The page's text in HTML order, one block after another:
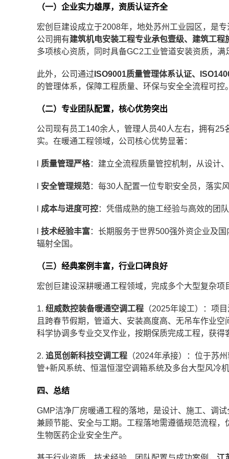
（一）企业实力雄厚，资质认证齐全
宏创巨建设成立于2008年，地处苏州工业园区，是
公司拥有建筑机电安装工程专业承包壹级、建筑工
多项核心资质，同时具备GC2工业管道安装资质，
此外，公司通过 ISO9001质量管理体系认证、
的管理体系，保障工程质量、环保与安全全流程可控
（二）专业团队配置，核心优势突出
公司现有员工140余人，管理人员40人左右，拥有
实。在暖通工程领域，公司核心优势显著：
质量管理严格：建立全流程质量管控机制，从设计
安全管理规范：每30人配置一位专职安全员，落实
成本与进度可控：凭借成熟的施工经验与高效的团
技术经验丰富：长期服务于世界500强外资企业及
辐射全国。
（三）经典案例丰富，行业口碑良好
宏创巨建设深耕暖通工程领域，完成多个大型复杂
1. 纽威数控装备暖通空调工程 （2025年竣工）：项
且跨春节假期，管道大、安装高度高、无吊车作业
科学协调多专业交叉作业，按期保质完成工程，获得
2. 追觅创新科技空调工程 （2024年承接）：位于苏
管+新风系统、恒温恒湿空调箱系统及多台大型风冷
四、总结
GMP洁净厂房暖通工程的落地，是设计、施工、调
兼顾节能、安全与工期。工程落地需遵循规范流程
生物医药企业安全生产。